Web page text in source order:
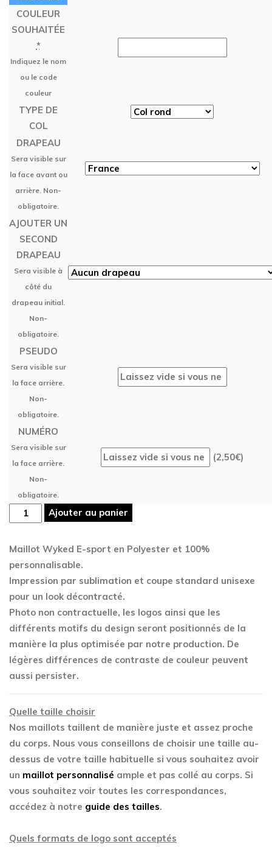
COULEUR
SOUHAITÉE
*
Indiquez le nom
ou le code
couleur
TYPE DE
COL
DRAPEAU
Sera visible sur
la face avant ou
arrière. Non-
obligatoire.
AJOUTER UN
SECOND
DRAPEAU
Sera visible à
côté du
drapeau initial.
Non-
obligatoire.
PSEUDO
Sera visible sur
la face arrière.
Non-
obligatoire.
NUMÉRO
Sera visible sur
la face arrière.
Non-
obligatoire.
(2,50€)
Maillot
Wyked
quantity
Ajouter au panier
Maillot Wyked E-sport en Polyester et 100%
personnalisable.
Impression par sublimation et coupe standard unisexe
pour un look décontracté.
Photo non contractuelle, les logos ainsi que les
différents motifs du design seront positionnés de la
manière la plus optimisée par notre production. De
légères différences de contraste de couleur peuvent
aussi persister.
Quelle taille choisir
Nos maillots taillent de manière juste et assez proche
du corps. Nous vous conseillons de choisir une taille au-
dessus de votre taille habituelle si vous souhaitez avoir
un maillot personnalisé ample et pas collé au corps. Si
vous souhaitez voir toutes les correspondances,
accédez à notre guide des tailles.
Quels formats de logo sont acceptés